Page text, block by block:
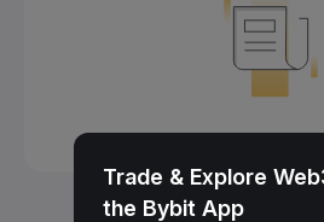
Trade & Explore
the Bybit App